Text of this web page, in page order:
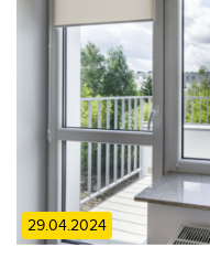
29.04.2024